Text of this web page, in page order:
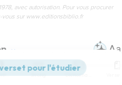
avec autorisation. Pour vous procurer
vous sur www.editionsbiblio.fr
Commentaires Strong